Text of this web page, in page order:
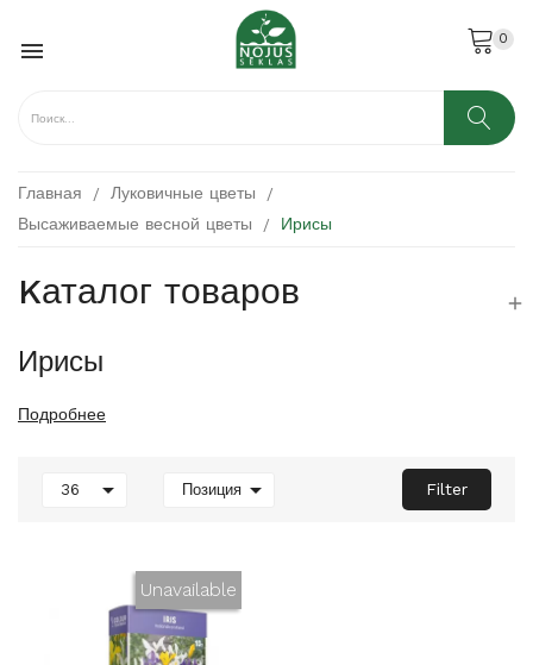
 0
Главная
Луковичные цветы
Высаживаемые весной цветы
Ирисы
Kаталог товаров 
Ирисы
Подробнее
36  Позиция  Filter
Unavailable